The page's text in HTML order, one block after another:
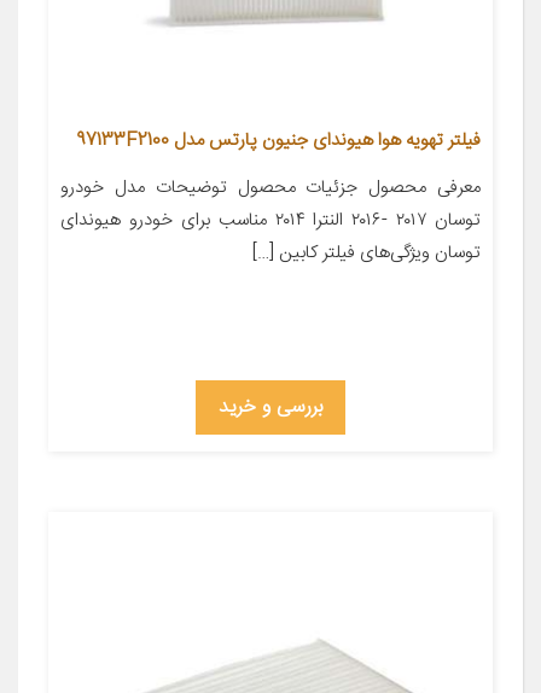
فیلتر تهویه هوا هیوندای جنیون پارتس مدل 97133F2100
معرفی محصول جزئیات محصول توضیحات مدل خودرو
توسان ۲۰۱۷ -۲۰۱۶ النترا ۲۰۱۴ مناسب برای خودرو هیوندای
توسان ویژگی‌های فیلتر کابین […]
بررسی و خرید